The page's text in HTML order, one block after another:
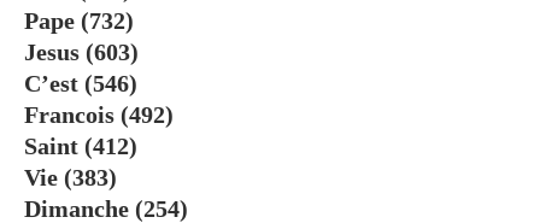
Pape (732)
Jesus (603)
C’est (546)
Francois (492)
Saint (412)
Vie (383)
Dimanche (254)